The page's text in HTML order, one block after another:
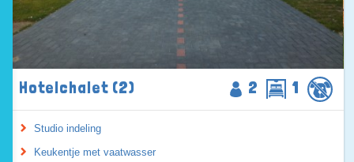
Hotelchalet (2) 2 1
Studio indeling
Keukentje met vaatwasser